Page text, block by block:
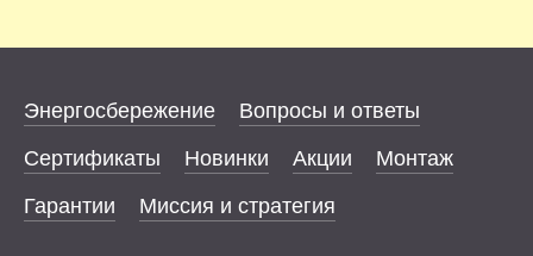
Энергосбережение
Вопросы и ответы
Сертификаты
Новинки Акции
Монтаж
Гарантии
Миссия и стратегия